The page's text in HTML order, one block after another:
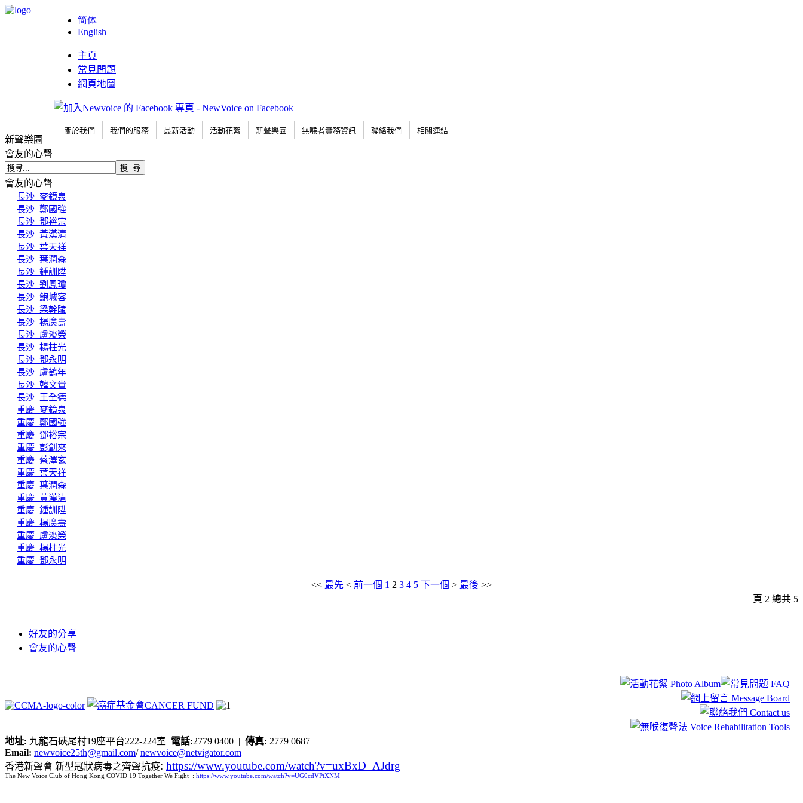
简体
English
主頁
常見問題
網頁地圖
關於我們 我們的服務 最新活動 活動花絮 新聲樂園 無喉者實務資訊 聯絡我們 相關連結
新聲樂園
會友的心聲
會友的心聲
長沙_麥鏡泉
長沙_鄭國強
長沙_鄧裕宗
長沙_黃漢清
長沙_葉天祥
長沙_葉潤森
長沙_鍾訓陞
長沙_劉鳳瓊
長沙_鮑城容
長沙_梁幹陵
長沙_楊廣壽
長沙_盧淡榮
長沙_楊柱光
長沙_鄧永明
長沙_盧鶴年
長沙_韓文貴
長沙_王全德
重慶_麥鏡泉
重慶_鄭國強
重慶_鄧裕宗
重慶_彭創來
重慶_蔡澤玄
重慶_葉天祥
重慶_葉潤森
重慶_黃漢清
重慶_鍾訓陞
重慶_楊廣壽
重慶_盧淡榮
重慶_楊柱光
重慶_鄧永明
<< 最先 < 前一個 1 2 3 4 5 下一個 > 最後 >>
頁 2 總共 5
好友的分享
會友的心聲
地址: 九龍石硤尾村19座平台222-224室 電話:2779 0400 | 傳真: 2779 0687
Email: newvoice25th@gmail.com/newvoice@netvigator.com
香港新聲會 新型冠狀病毒之齊聲抗疫: https://www.youtube.com/watch?v=uxBxD_AJdrg
The New Voice Club of Hong Kong COVID 19 Together We Fight : https://www.youtube.com/watch?v=UG0cdVPtXNM